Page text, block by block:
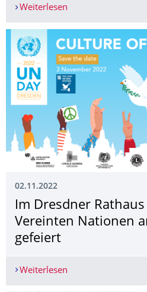
Weiterlesen
02.11.2022
Im Dresdner
Vereinten Nationen
gefeiert
Weiterlesen